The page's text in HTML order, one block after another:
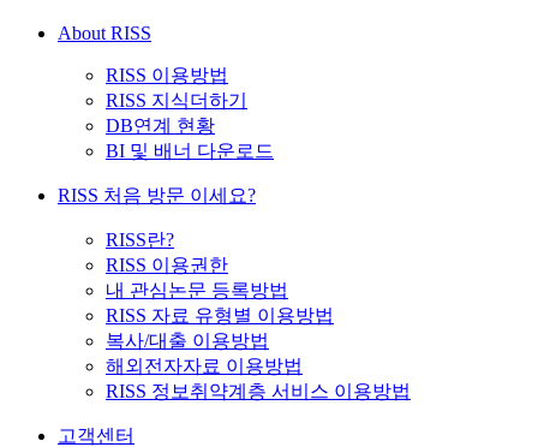
About RISS
RISS 이용방법
RISS 지식더하기
DB연계 현황
BI 및 배너 다운로드
RISS 처음 방문 이세요?
RISS란?
RISS 이용권한
내 관심논문 등록방법
RISS 자료 유형별 이용방법
복사/대출 이용방법
해외전자자료 이용방법
RISS 정보취약계층 서비스 이용방법
고객센터